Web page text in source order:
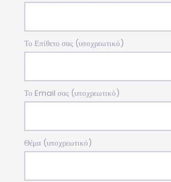
Το Επίθετο σας (υποχρεωτικό)
Το Email σας (υποχρεωτικό)
Θέμα (υποχρεωτικό)